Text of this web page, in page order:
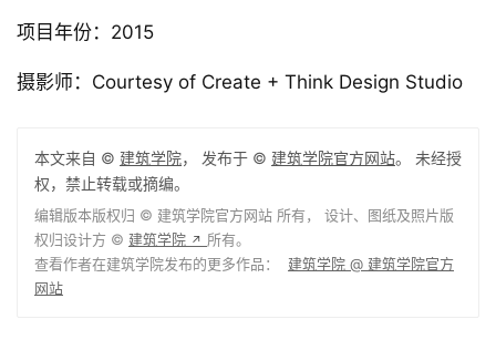
项目年份：2015
摄影师：Courtesy of Create + Think Design Studio
本文来自 © 建筑学院， 发布于 © 建筑学院官方网站。 未经授
权，禁止转载或摘编。
编辑版本版权归 © 建筑学院官方网站 所有， 设计、图纸及照片版
权归设计方 © 建筑学院 ↗ 所有。
查看作者在建筑学院发布的更多作品： 建筑学院 @ 建筑学院官方
网站